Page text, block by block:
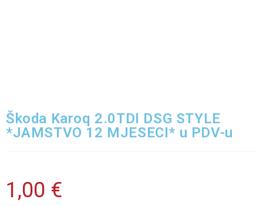
Škoda Karoq 2.0TDI DSG STYLE
*JAMSTVO 12 MJESECI* u PDV-u
1,00 €